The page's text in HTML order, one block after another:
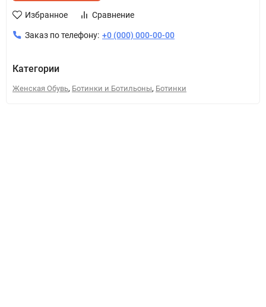
Избранное Сравнение
Заказ по телефону: +0 (000) 000-00-00
Категории
Женская Обувь, Ботинки и Ботильоны, Ботинки